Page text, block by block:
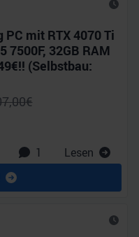
PC mit RTX 4070 Ti
7500F, 32GB RAM
(Selbstbau:
€
1
Lesen